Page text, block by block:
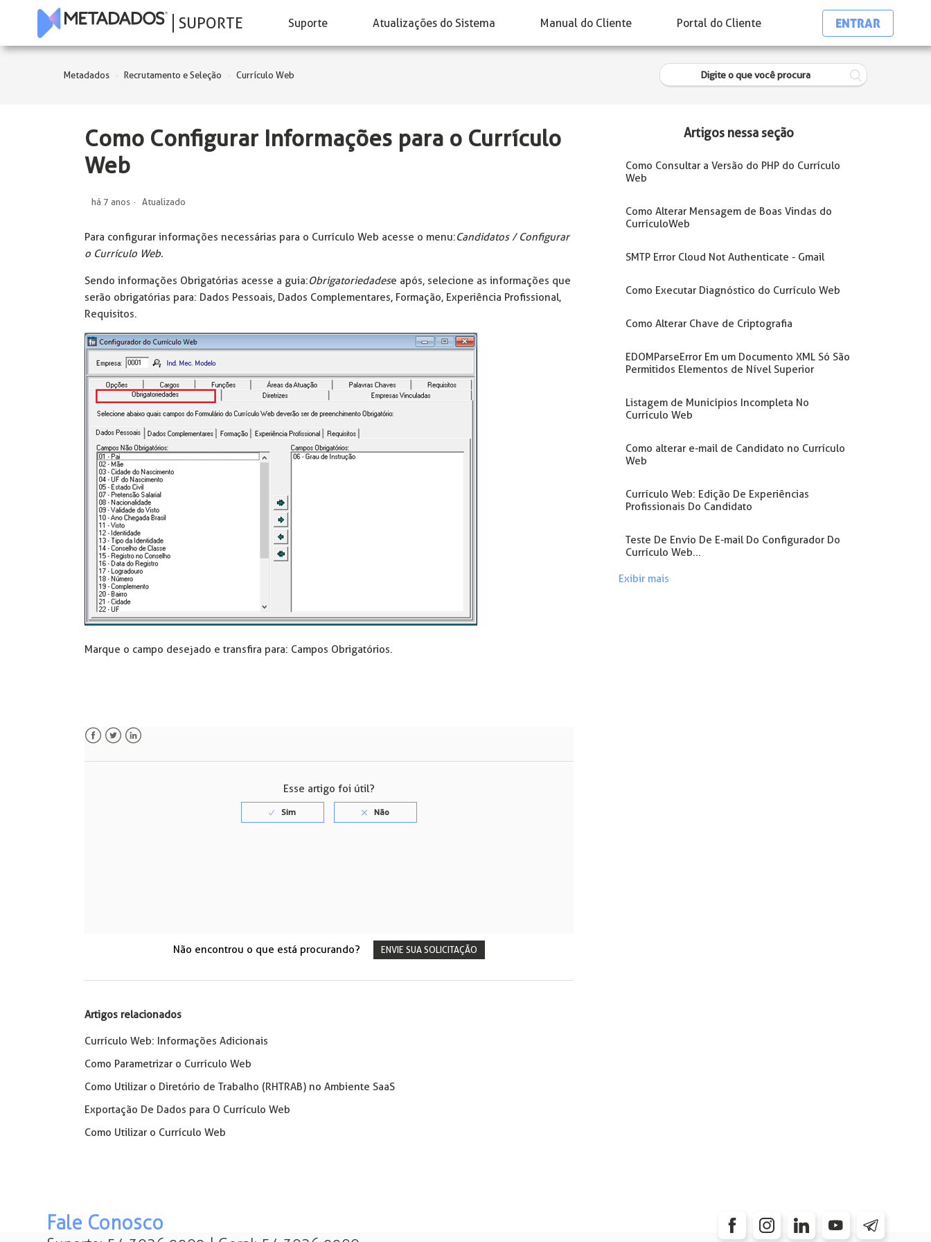
SUPORTE Suporte Atualizações do Sistema Manual do Cliente Portal do Cliente ENTRAR
Metadados Recrutamento e Seleção Currículo Web
Como Configurar Informações para o Currículo
Web
há 7 anos Atualizado
Para configurar informações necessárias para o Currículo Web acesse o menu:Candidatos / Configurar
o Currículo Web.
Sendo informações Obrigatórias acesse a guia:Obrigatoriedadese após, selecione as informações que
serão obrigatórias para: Dados Pessoais, Dados Complementares, Formação, Experiência Profissional,
Requisitos.
Marque o campo desejado e transfira para: Campos Obrigatórios.
Esse artigo foi útil?
Não encontrou o que está procurando? ENVIE SUA SOLICITAÇÃO
Artigos relacionados
Currículo Web: Informações Adicionais
Como Parametrizar o Currículo Web
Como Utilizar o Diretório de Trabalho (RHTRAB) no Ambiente SaaS
Exportação De Dados para O Currículo Web
Como Utilizar o Currículo Web
Artigos nessa seção
Como Consultar a Versão do PHP do Currículo
Web
Como Alterar Mensagem de Boas Vindas do
CurrículoWeb
SMTP Error Cloud Not Authenticate - Gmail
Como Executar Diagnóstico do Currículo Web
Como Alterar Chave de Criptografia
EDOMParseError Em um Documento XML Só São
Permitidos Elementos de Nível Superior
Listagem de Municípios Incompleta No
Currículo Web
Como alterar e-mail de Candidato no Currículo
Web
Currículo Web: Edição De Experiências
Profissionais Do Candidato
Teste De Envio De E-mail Do Configurador Do
Currículo Web...
Exibir mais
Fale Conosco